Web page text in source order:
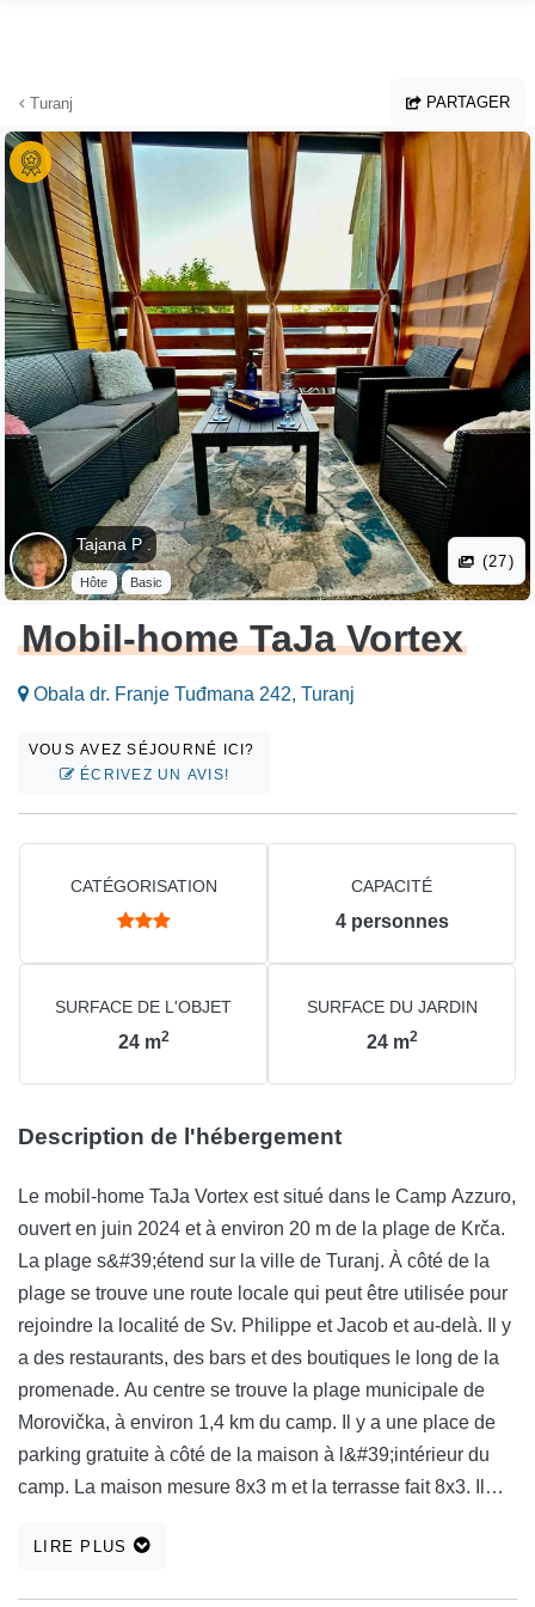
Turanj PARTAGER
Tajana P .
Hôte Basic
(27)
Mobil-home TaJa Vortex
Obala dr. Franje Tuđmana 242, Turanj
VOUS AVEZ SÉJOURNÉ ICI?
ÉCRIVEZ UN AVIS!
CATÉGORISATION CAPACITÉ
4 personnes
SURFACE DE L'OBJET
24 m2
SURFACE DU JARDIN
24 m2
Description de l'hébergement
Le mobil-home TaJa Vortex est situé dans le Camp Azzuro,
ouvert en juin 2024 et à environ 20 m de la plage de Krča.
La plage s&#39;étend sur la ville de Turanj. À côté de la
plage se trouve une route locale qui peut être utilisée pour
rejoindre la localité de Sv. Philippe et Jacob et au-delà. Il y
a des restaurants, des bars et des boutiques le long de la
promenade. Au centre se trouve la plage municipale de
Morovička, à environ 1,4 km du camp. Il y a une place de
parking gratuite à côté de la maison à l&#39;intérieur du
camp. La maison mesure 8x3 m et la terrasse fait 8x3. Il
ventilateur), 2 chambres (linge de lit, fer à repasser, sèche-
LIRE PLUS